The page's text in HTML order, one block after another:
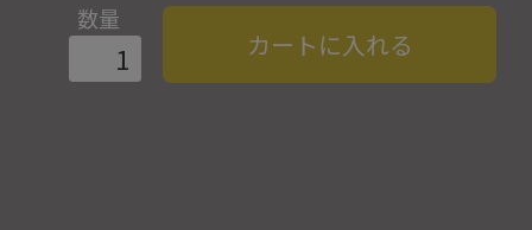
数量
カートに入れる